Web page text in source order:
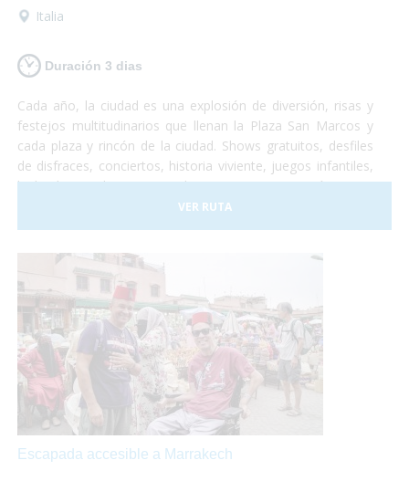
Italia
Duración 3 dias
Cada año, la ciudad es una explosión de diversión, risas y
festejos multitudinarios que llenan la Plaza San Marcos y
cada plaza y rincón de la ciudad. Shows gratuitos, desfiles
de disfraces, conciertos, historia viviente, juegos infantiles,
bailes hasta el amanecer, degustaciones gastronómicas e
infinidad de otras emociones sensoriales que no te dejarán
indiferente. Paseos por los canales, un recorrido en
visitar cada rincón de la ciudad, te lo habías imaginado?
¡Esto es el Carnaval! Una increíble experiencia que todos
deberían probar! Vamos?
VER RUTA
Escapada accesible a Marrakech